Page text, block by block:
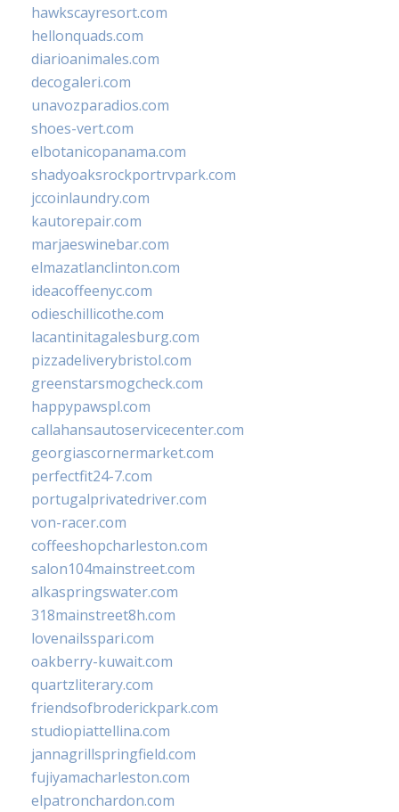
hawkscayresort.com
hellonquads.com
diarioanimales.com
decogaleri.com
unavozparadios.com
shoes-vert.com
elbotanicopanama.com
shadyoaksrockportrvpark.com
jccoinlaundry.com
kautorepair.com
marjaeswinebar.com
elmazatlanclinton.com
ideacoffeenyc.com
odieschillicothe.com
lacantinitagalesburg.com
pizzadeliverybristol.com
greenstarsmogcheck.com
happypawspl.com
callahansautoservicecenter.com
georgiascornermarket.com
perfectfit24-7.com
portugalprivatedriver.com
von-racer.com
coffeeshopcharleston.com
salon104mainstreet.com
alkaspringswater.com
318mainstreet8h.com
lovenailsspari.com
oakberry-kuwait.com
quartzliterary.com
friendsofbroderickpark.com
studiopiattellina.com
jannagrillspringfield.com
fujiyamacharleston.com
elpatronchardon.com